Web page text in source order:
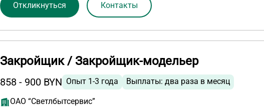
Откликнуться Контакты
Закройщик / Закройщик-модельер
858 - 900 BYN Опыт 1-3 года Выплаты: два раза в месяц
ОАО “Светлбытсервис”